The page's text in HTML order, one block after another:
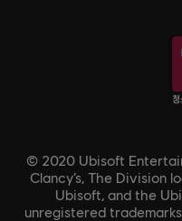
© 2020 Ubisoft
Clancy’s, The Division
Ubisoft, and the
unregistered